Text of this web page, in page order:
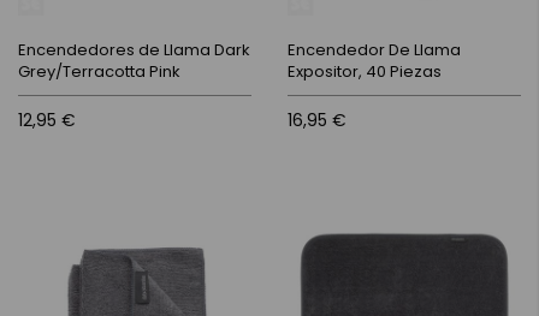
Encendedores de Llama Dark
Grey/Terracotta Pink
12,95 €
Encendedor De Llama
Expositor, 40 Piezas
16,95 €